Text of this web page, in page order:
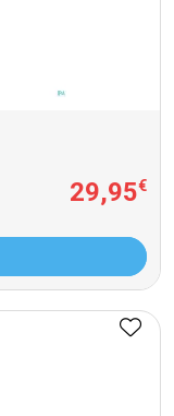
29,95€